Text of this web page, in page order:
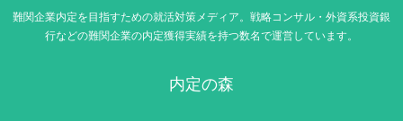
難関企業内定を目指すための就活対策メディア。戦略コンサル・外資系投資銀
行などの難関企業の内定獲得実績を持つ数名で運営しています。
内定の森